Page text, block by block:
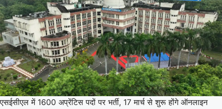
एसईसीएल में 1600 अप्रेंटिस पदों पर भर्ती, 17 मार्च से शुरू होंगे ऑनलाइन